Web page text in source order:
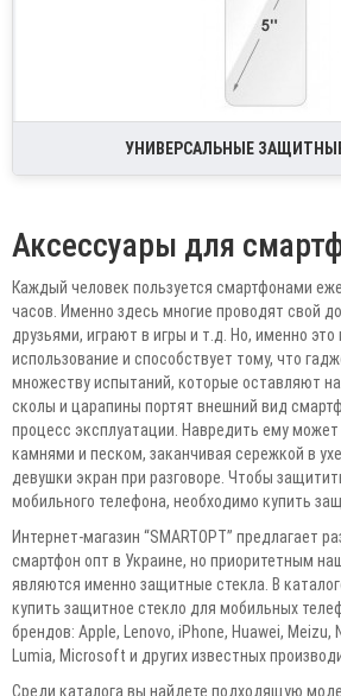
УНИВЕРСАЛЬНЫЕ
Аксессуары для
Каждый человек пользуется смартфонами
часов. Именно здесь многие проводят свой
друзьями, играют в игры и т.д. Но, именно это
использование и способствует тому, что
множеству испытаний, которые оставляют
сколы и царапины портят внешний вид
процесс эксплуатации. Навредить ему
камнями и песком, заканчивая сережкой в
девушки экран при разговоре. Чтобы
мобильного телефона, необходимо купить
Интернет-магазин “SMARTOPT” предлагает
смартфон опт в Украине, но приоритетным
являются именно защитные стекла. В
купить защитное стекло для мобильных
брендов: Apple, Lenovo, iPhone, Huawei, Meizu,
Lumia, Microsoft и других известных
Среди каталога вы найдете подходящую